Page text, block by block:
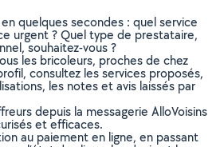
quelques secondes : quel service
urgent ? Quel type de prestataire,
souhaitez-vous ?
les bricoleurs, proches de chez
consultez les services proposés,
les notes et avis laissés par
depuis la messagerie AlloVoisins
et efficaces.
au paiement en ligne, en passant